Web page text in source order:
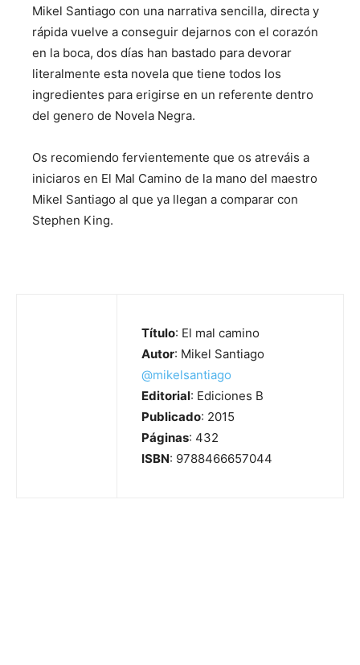
Mikel Santiago con una narrativa sencilla, directa y
rápida vuelve a conseguir dejarnos con el corazón
en la boca, dos días han bastado para devorar
literalmente esta novela que tiene todos los
ingredientes para erigirse en un referente dentro
del genero de Novela Negra.
Os recomiendo fervientemente que os atreváis a
iniciaros en El Mal Camino de la mano del maestro
Mikel Santiago al que ya llegan a comparar con
Stephen King.
Título: El mal camino
Autor: Mikel Santiago
@mikelsantiago
Editorial: Ediciones B
Publicado: 2015
Páginas: 432
ISBN: 9788466657044